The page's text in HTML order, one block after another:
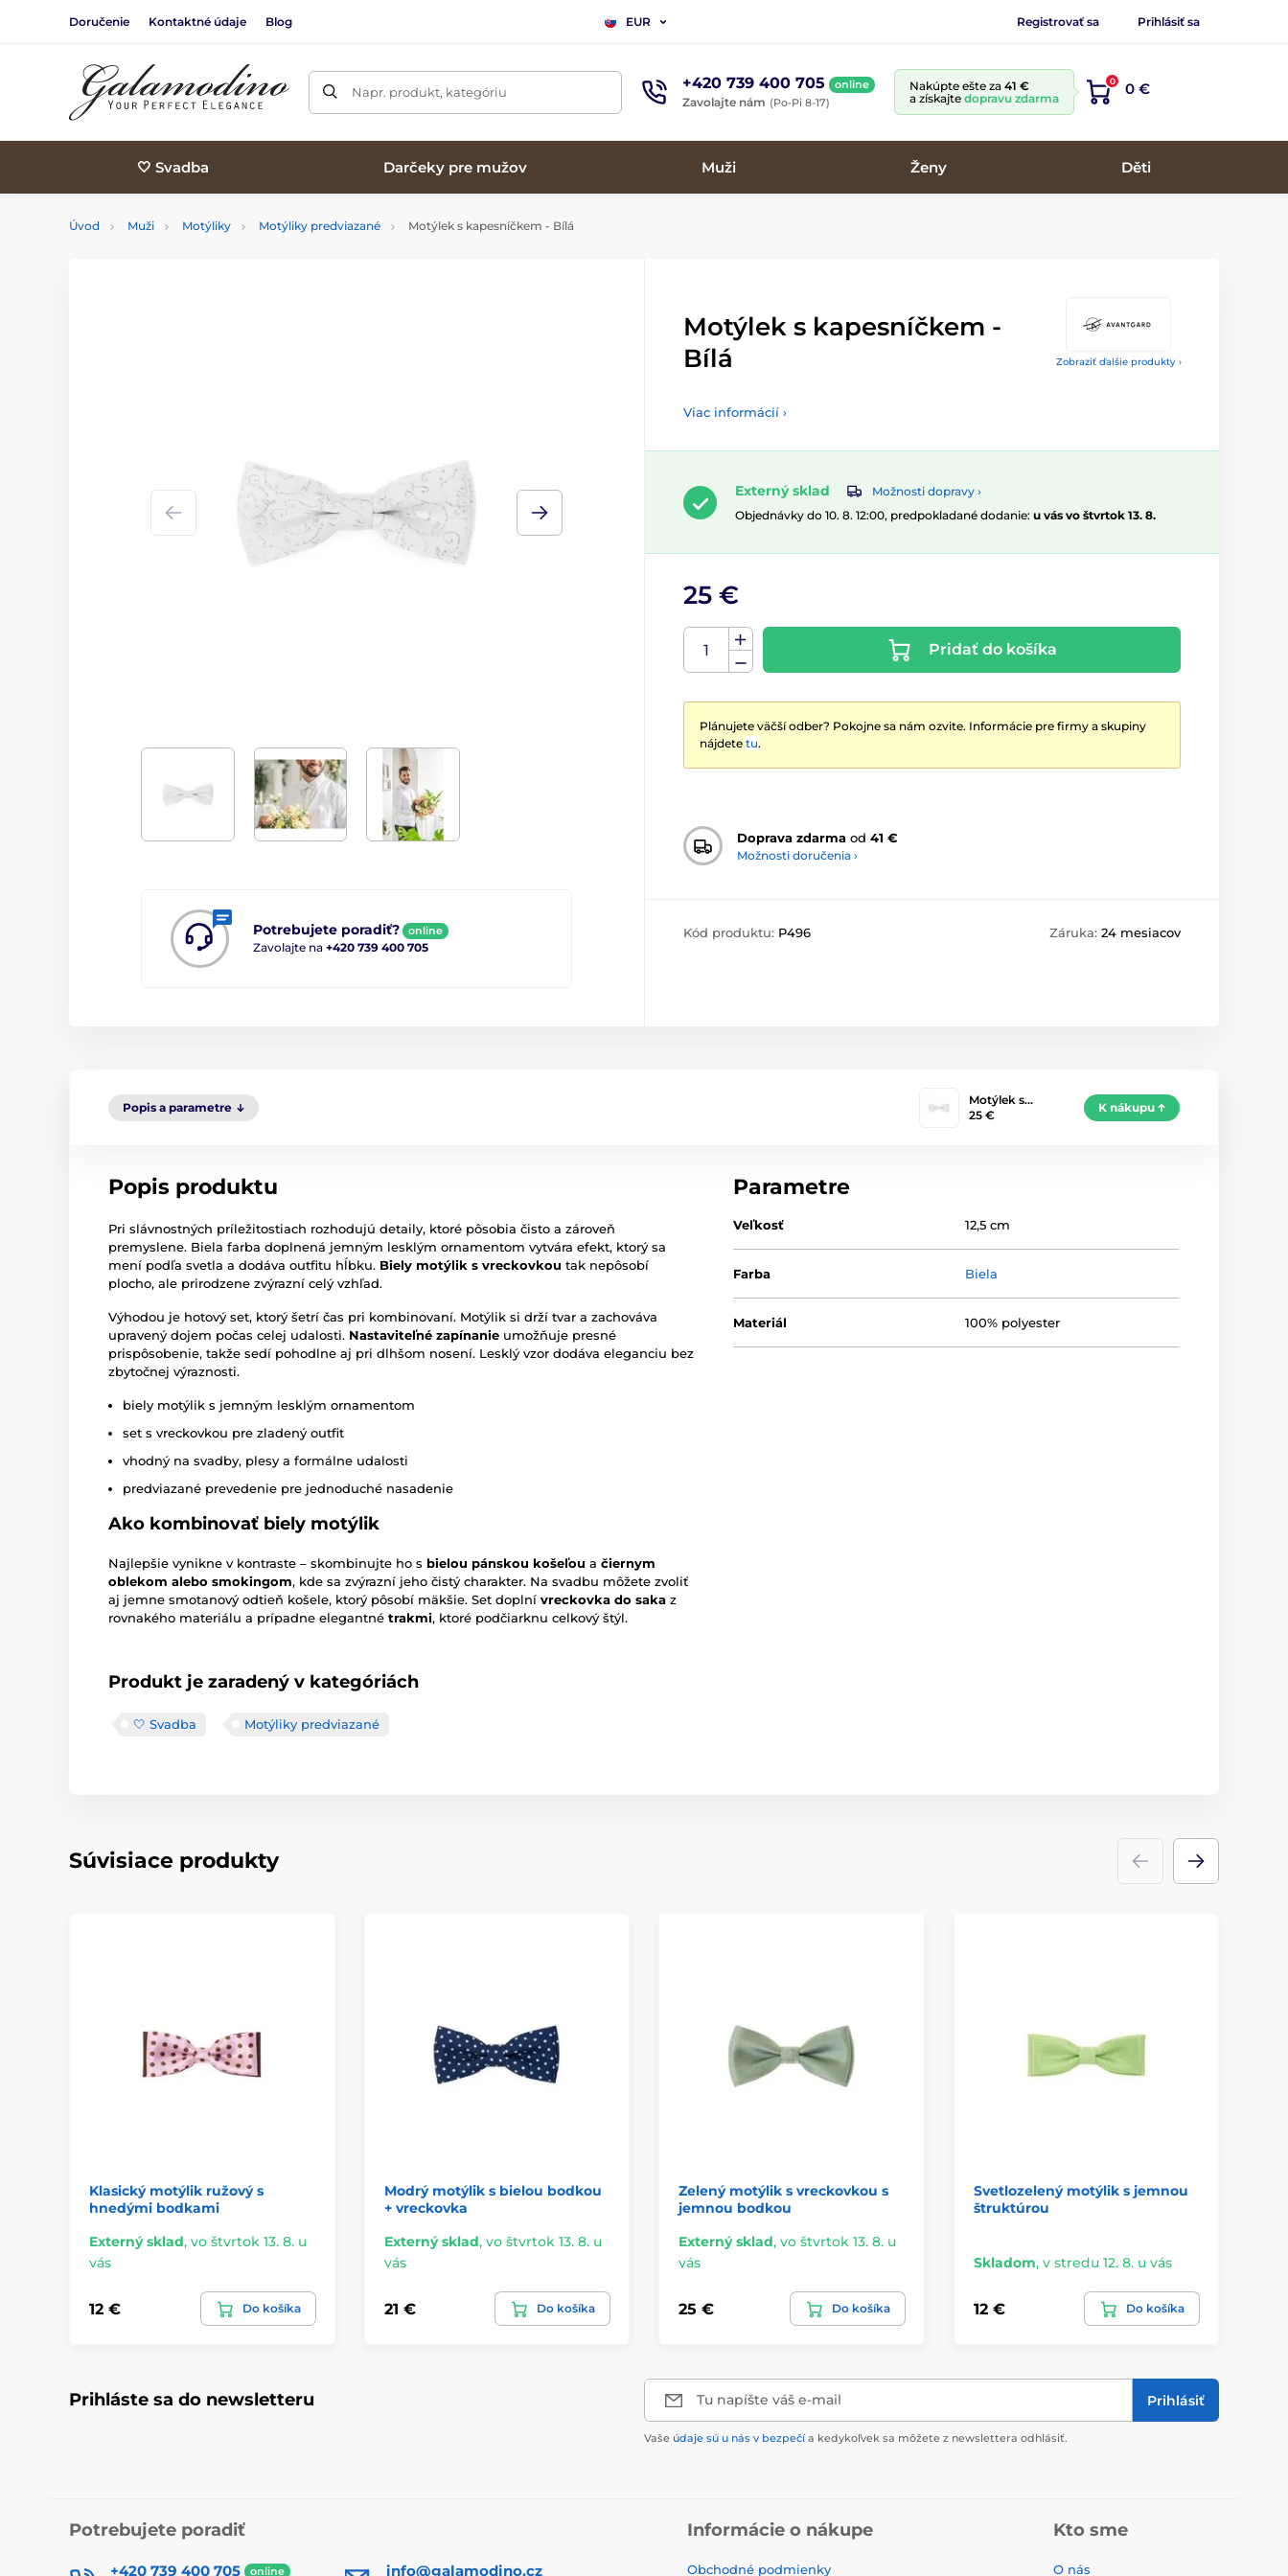
Doručenie Kontaktné údaje Blog EUR Registrovať sa Prihlásiť sa
Napr. produkt, kategóriu +420 739 400 705 online
Zavolajte nám (Po-Pi 8-17)
Nakúpte ešte za 41 €
a získajte dopravu zdarma
0 0 €
🤍 Svadba Darčeky pre mužov Muži Ženy Děti
Úvod Muži Motýliky Motýliky predviazané Motýlek s kapesníčkem - Bílá
Zobraziť ďalšie produkty ›
Potrebujete poradiť? online
Zavolajte na +420 739 400 705
Motýlek s kapesníčkem -
Bílá
Viac informácií ›
Externý sklad
Možnosti dopravy ›
Objednávky do 10. 8. 12:00, predpokladané dodanie: u vás vo štvrtok 13. 8.
25 €
Pridať do košíka
Plánujete väčší odber? Pokojne sa nám ozvite. Informácie pre firmy a skupiny
nájdete tu.
Doprava zdarma od 41 €
Možnosti doručenia ›
Kód produktu: P496 Záruka: 24 mesiacov
Popis a parametre
Motýlek s…
25 €
K nákupu
Popis produktu
Pri slávnostných príležitostiach rozhodujú detaily, ktoré pôsobia čisto a zároveň
premyslene. Biela farba doplnená jemným lesklým ornamentom vytvára efekt, ktorý sa
mení podľa svetla a dodáva outfitu hĺbku. Biely motýlik s vreckovkou tak nepôsobí
plocho, ale prirodzene zvýrazní celý vzhľad.
Výhodou je hotový set, ktorý šetrí čas pri kombinovaní. Motýlik si drží tvar a zachováva
upravený dojem počas celej udalosti. Nastaviteľné zapínanie umožňuje presné
prispôsobenie, takže sedí pohodlne aj pri dlhšom nosení. Lesklý vzor dodáva eleganciu bez
zbytočnej výraznosti.
biely motýlik s jemným lesklým ornamentom
set s vreckovkou pre zladený outfit
vhodný na svadby, plesy a formálne udalosti
predviazané prevedenie pre jednoduché nasadenie
Ako kombinovať biely motýlik
Najlepšie vynikne v kontraste – skombinujte ho s bielou pánskou košeľou a čiernym
oblekom alebo smokingom, kde sa zvýrazní jeho čistý charakter. Na svadbu môžete zvoliť
aj jemne smotanový odtieň košele, ktorý pôsobí mäkšie. Set doplní vreckovka do saka z
rovnakého materiálu a prípadne elegantné trakmi, ktoré podčiarknu celkový štýl.
Produkt je zaradený v kategóriách
🤍 Svadba Motýliky predviazané
Parametre
Veľkosť 12,5 cm
Farba Biela
Materiál 100% polyester
Súvisiace produkty
Klasický motýlik ružový s
hnedými bodkami
Externý sklad, vo štvrtok 13. 8. u
vás
12 € Do košíka
Modrý motýlik s bielou bodkou
+ vreckovka
Externý sklad, vo štvrtok 13. 8. u
vás
21 € Do košíka
Zelený motýlik s vreckovkou s
jemnou bodkou
Externý sklad, vo štvrtok 13. 8. u
vás
25 € Do košíka
Svetlozelený motýlik s jemnou
štruktúrou
Skladom, v stredu 12. 8. u vás
12 € Do košíka
Prihláste sa do newsletteru Tu napíšte váš e-mail Prihlásiť
Vaše údaje sú u nás v bezpečí a kedykoľvek sa môžete z newslettera odhlásiť.
Potrebujete poradiť
+420 739 400 705 online info@galamodino.cz
Informácie o nákupe
Obchodné podmienky
Kto sme
O nás